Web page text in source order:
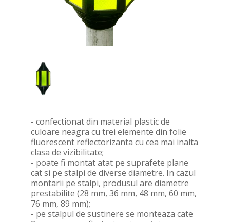
- confectionat din material plastic de
culoare neagra cu trei elemente din folie
fluorescent reflectorizanta cu cea mai inalta
clasa de vizibilitate;
- poate fi montat atat pe suprafete plane
cat si pe stalpi de diverse diametre. In cazul
montarii pe stalpi, produsul are diametre
prestabilite (28 mm, 36 mm, 48 mm, 60 mm,
76 mm, 89 mm);
- pe stalpul de sustinere se monteaza cate